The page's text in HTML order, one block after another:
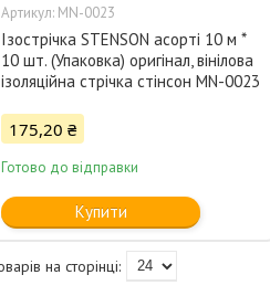
MN-0023
Ізострічка STENSON асорті 10 м *
10 шт. (Упаковка) оригінал, вінілова
ізоляційна стрічка стінсон MN-0023
175,20 ₴
Готово до відправки
Купити